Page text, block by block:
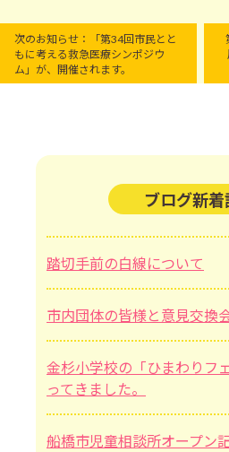
次のお知らせ：「第34回市民とと
もに考える救急医療シンポジウ
ム」が、開催されます。
ブログ新着
踏切手前の白線について
市内団体の皆様と意見交換
金杉小学校の「ひまわりフ
ってきました。
船橋市児童相談所オープン